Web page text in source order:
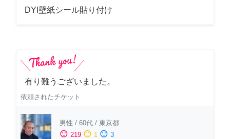
DYI壁紙シール貼り付け
有り難うございました。
依頼されたチケット
男性 / 60代 / 東京都
sentiment_satisfied 219 sentiment_neutral 1 sentiment_dissatisfied 3